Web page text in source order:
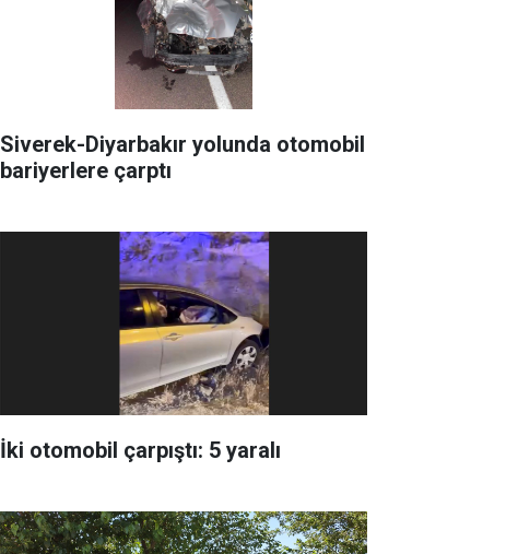
Siverek-Diyarbakır yolunda otomobil
bariyerlere çarptı
İki otomobil çarpıştı: 5 yaralı